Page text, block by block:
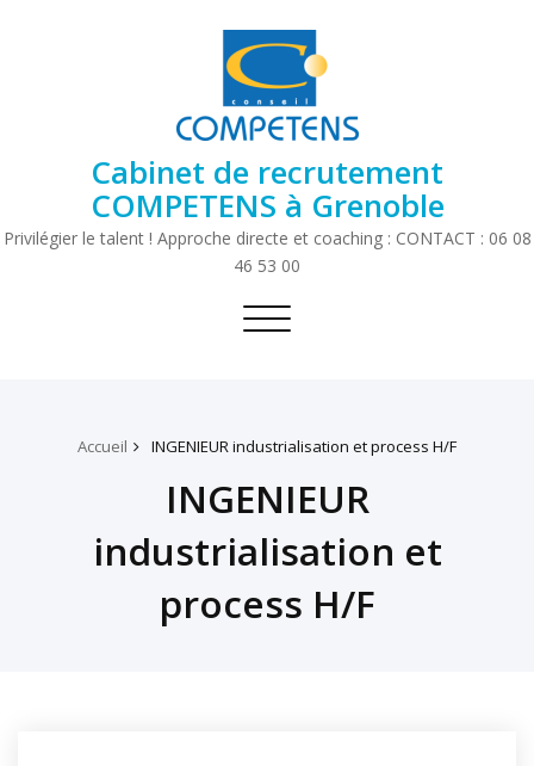
Cabinet de recrutement
COMPETENS à Grenoble
Privilégier le talent ! Approche directe et coaching : CONTACT : 06 08
46 53 00
Toggle
Accueil INGENIEUR industrialisation et process H/F
INGENIEUR
industrialisation et
process H/F